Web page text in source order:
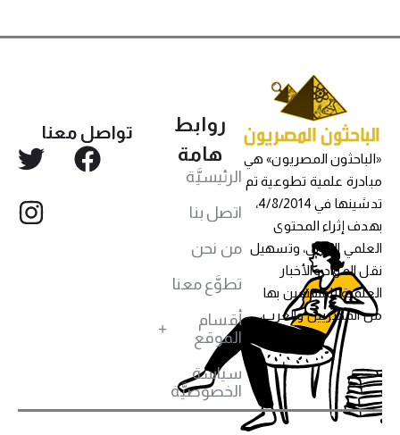
«الباحثون المصريون» هي
مبادرة علمية تطوعية تم
تدشينها في 4/8/2014،
بهدف إثراء المحتوى
العلمي العربي، وتسهيل
نقل المواد والأخبار
العلمية للمهتمين بها
من المصريين والعرب،
روابط
هامة
الرئيسيَّة
اتصل بنا
من نحن
تطوَّع معنا
أقسام
الموقع
سياسة
الخصوصيَّة
تواصل معنا